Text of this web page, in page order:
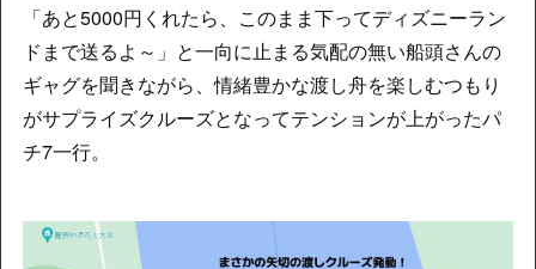
「あと5000円くれたら、このまま下ってディズニーラン
ドまで送るよ～」と一向に止まる気配の無い船頭さんの
ギャグを聞きながら、情緒豊かな渡し舟を楽しむつもり
がサプライズクルーズとなってテンションが上がったパ
チ7一行。